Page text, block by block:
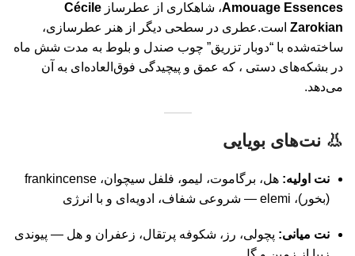
Amouage Essences، شاهکاری از عطرساز Cécile
Zarokian است.عطری در سطحی دیگر از هنر عطرسازی،
ساخته‌شده با “دوبار تزریق” چوب صندل و بلوط به مدت شش ماه
در بشکه‌های دستی ، که عمق و پیچیدگی فوق‌العاده‌ای به آن
می‌دهد.
👃 نت‌های بویایی
نت اولیه:
هل، برگاموت، لیمو، فلفل سیچوان، frankincense
(بخور)، elemi — شروعی شفاف، ادویه‌ای و با انرژی
نت میانی: پچولی، رز، شکوفه پرتقال، زعفران و هل — پیوندی